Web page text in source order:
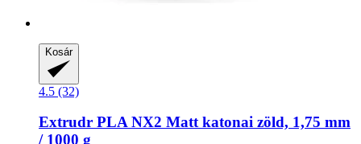
Kosár
4.5 (32)
Extrudr PLA NX2 Matt katonai zöld, 1,75 mm
/ 1000 g